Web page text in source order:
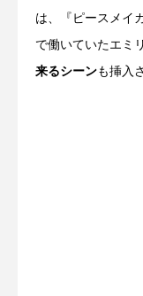
は、『ピースメイ
で働いていたエミ
来るシーンも挿入